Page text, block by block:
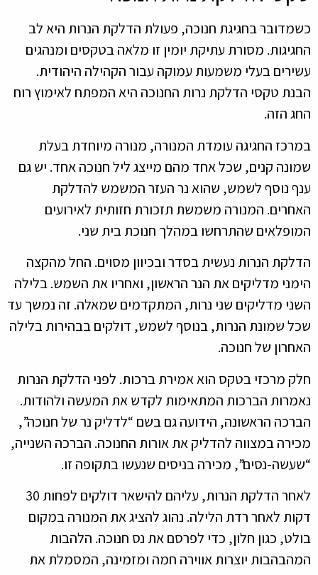
כשמדובר בחגיגת חנוכה, פעולת הדלקת הנרות היא לב
החגיגות. מסורת עתיקת יומין זו מלאה בטקסים ומנהגים
עשירים בעלי משמעות עמוקה עבור הקהילה היהודית.
הבנת טקסי הדלקת נרות החנוכה היא המפתח לאימוץ רוח
החג הזה.
במרכז החגיגה עומדת המנורה, מנורה מיוחדת בעלת
שמונה קנים, שכל אחד מהם מייצג ליל חנוכה אחד. יש גם
ענף נוסף לשמש, שהוא נר העזר המשמש להדלקת
האחרים. המנורה משמשת תזכורת חזותית לאירועים
המופלאים שהתרחשו במהלך חנוכת בית שני.
הדלקת הנרות נעשית בסדר ובכיוון מסוים. החל מהקצה
הימני מדליקים את הנר הראשון, ואחריו את השמש. בלילה
השני מדליקים שני נרות, המתקדמים שמאלה. זה נמשך עד
שכל שמונת הנרות, בנוסף לשמש, דולקים בבהירות בלילה
האחרון של חנוכה.
חלק מרכזי בטקס הוא אמירת ברכות. לפני הדלקת הנרות
נאמרות הברכות המתאימות לקדש את המעשה ולהודות.
הברכה הראשונה, הידועה גם בשם “לדליק נר של חנוכה”,
מכירה במצווה להדליק את אורות החנוכה. הברכה השנייה,
“שעשה-נסים”, מכירה בניסים שנעשו בתקופה זו.
לאחר הדלקת הנרות, עליהם להישאר דולקים לפחות 30
דקות לאחר רדת הלילה. נהוג להציג את המנורה במקום
בולט, כגון חלון, כדי לפרסם את נס חנוכה. הלהבות
המהבהבות יוצרות אווירה חמה ומזמינה, המסמלת את